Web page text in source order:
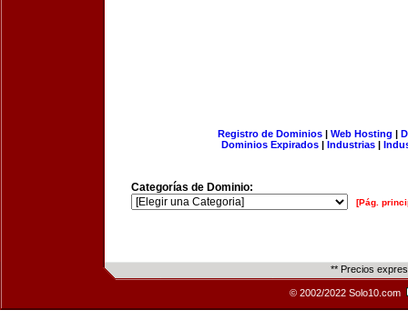
Registro de Dominios| Web Hosting |
Dominios Expirados | Industrias |
Categorías de Dominio:
[Pág.
** Precios
© 2002/2022 Solo10.com